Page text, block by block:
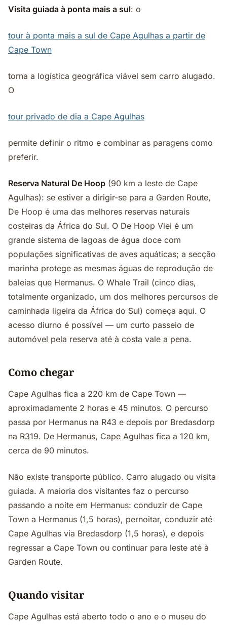
Visita guiada à ponta mais a sul: o
tour à ponta mais a sul de Cape Agulhas a partir de
Cape Town
torna a logística geográfica viável sem carro alugado.
O
tour privado de dia a Cape Agulhas
permite definir o ritmo e combinar as paragens como
preferir.
Reserva Natural De Hoop (90 km a leste de Cape
Agulhas): se estiver a dirigir-se para a Garden Route,
De Hoop é uma das melhores reservas naturais
costeiras da África do Sul. O De Hoop Vlei é um
grande sistema de lagoas de água doce com
populações significativas de aves aquáticas; a secção
marinha protege as mesmas águas de reprodução de
baleias que Hermanus. O Whale Trail (cinco dias,
totalmente organizado, um dos melhores percursos de
caminhada ligeira da África do Sul) começa aqui. O
acesso diurno é possível — um curto passeio de
automóvel pela reserva até à costa vale a pena.
Como chegar
Cape Agulhas fica a 220 km de Cape Town —
aproximadamente 2 horas e 45 minutos. O percurso
passa por Hermanus na R43 e depois por Bredasdorp
na R319. De Hermanus, Cape Agulhas fica a 120 km,
cerca de 90 minutos.
Não existe transporte público. Carro alugado ou visita
guiada. A maioria dos visitantes faz o percurso
passando a noite em Hermanus: conduzir de Cape
Town a Hermanus (1,5 horas), pernoitar, conduzir até
Cape Agulhas via Bredasdorp (1,5 horas), e depois
regressar a Cape Town ou continuar para leste até à
Garden Route.
Quando visitar
Cape Agulhas está aberto todo o ano e o museu do